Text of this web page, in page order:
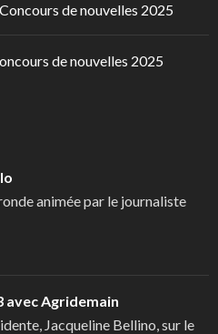
Concours de nouvelles 2025
de nouvelles 2025
animée par le journaliste
avec Agridemain
Jacqueline Bellino, sur le